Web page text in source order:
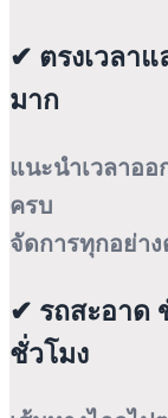
✔ ตรงเวลา
มาก
แนะนำเวลาออ
ครบ
จัดการทุกอย่า
✔ รถสะอาด
ชั่วโมง